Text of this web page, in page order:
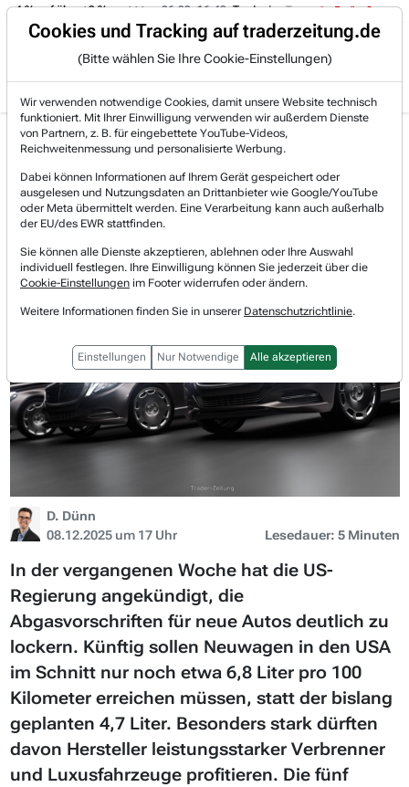
Trading-Room
% auf über +3 %. 06.08. 16:49 Trade des Tages 06.08.
Gratis Account Login
Jetzt registrieren und gratis Artikel lesen.
Bereits bei TraderFox registriert? Jetzt anmelden!
Home Börsen-Nachrichten
Ranglisten-Aktien
Das sind die Top 5 europäischen Profiteure der ne...
Das sind die Top 5 europäischen
Profiteure der neuen US-
Abgasregeln
D. Dünn
08.12.2025 um 17 Uhr
Lesedauer: 5 Minuten
In der vergangenen Woche hat die US-
Regierung angekündigt, die
Abgasvorschriften für neue Autos deutlich zu
lockern. Künftig sollen Neuwagen in den USA
im Schnitt nur noch etwa 6,8 Liter pro 100
Kilometer erreichen müssen, statt der bislang
geplanten 4,7 Liter. Besonders stark dürften
davon Hersteller leistungsstarker Verbrenner
und Luxusfahrzeuge profitieren. Die fünf
Cookies und Tracking auf traderzeitung.de
(Bitte wählen Sie Ihre Cookie-Einstellungen)
Wir verwenden notwendige Cookies, damit unsere Website technisch
funktioniert. Mit Ihrer Einwilligung verwenden wir außerdem Dienste
von Partnern, z. B. für eingebettete YouTube-Videos,
Reichweitenmessung und personalisierte Werbung.
Dabei können Informationen auf Ihrem Gerät gespeichert oder
ausgelesen und Nutzungsdaten an Drittanbieter wie Google/YouTube
oder Meta übermittelt werden. Eine Verarbeitung kann auch außerhalb
der EU/des EWR stattfinden.
Sie können alle Dienste akzeptieren, ablehnen oder Ihre Auswahl
individuell festlegen. Ihre Einwilligung können Sie jederzeit über die
Cookie-Einstellungen im Footer widerrufen oder ändern.
Weitere Informationen finden Sie in unserer Datenschutzrichtlinie.
Einstellungen Nur Notwendige Alle akzeptieren